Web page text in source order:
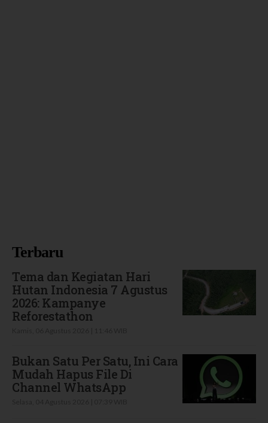
Terbaru
Tema dan Kegiatan Hari
Hutan Indonesia 7 Agustus
2026: Kampanye
Reforestathon
Bukan Satu Per Satu, Ini Cara
Mudah Hapus File Di
Channel WhatsApp